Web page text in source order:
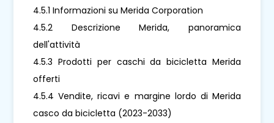
4.5.1 Informazioni su Merida Corporation
4.5.2 Descrizione Merida, panoramica
dell'attività
4.5.3 Prodotti per caschi da bicicletta Merida
offerti
4.5.4 Vendite, ricavi e margine lordo di Merida
casco da bicicletta (2023-2033)